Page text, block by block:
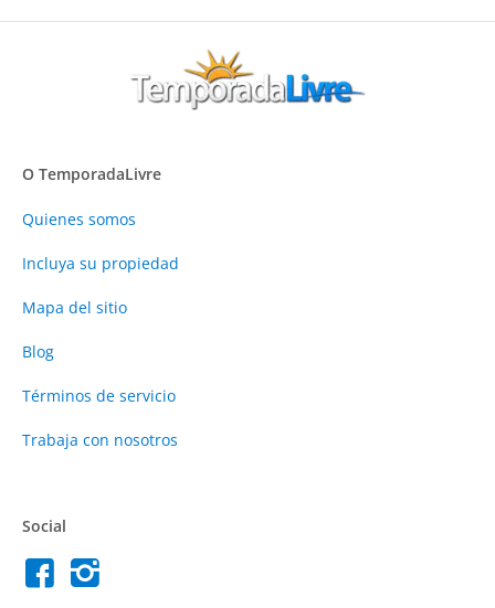
O TemporadaLivre
Quienes somos
Incluya su propiedad
Mapa del sitio
Blog
Términos de servicio
Trabaja con nosotros
Social